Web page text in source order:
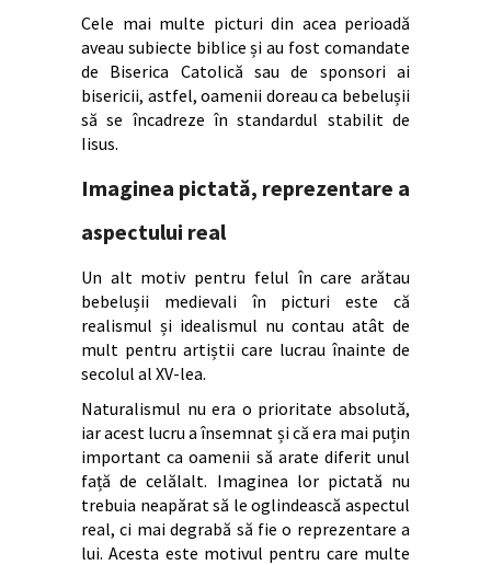
Cele mai multe picturi din acea perioadă
aveau subiecte biblice și au fost comandate
de Biserica Catolică sau de sponsori ai
bisericii, astfel, oamenii doreau ca bebelușii
să se încadreze în standardul stabilit de
Iisus.
Imaginea pictată, reprezentare a
aspectului real
Un alt motiv pentru felul în care arătau
bebelușii medievali în picturi este că
realismul și idealismul nu contau atât de
mult pentru artiștii care lucrau înainte de
secolul al XV-lea.
Naturalismul nu era o prioritate absolută,
iar acest lucru a însemnat și că era mai puțin
important ca oamenii să arate diferit unul
față de celălalt. Imaginea lor pictată nu
trebuia neapărat să le oglindească aspectul
real, ci mai degrabă să fie o reprezentare a
lui. Acesta este motivul pentru care multe